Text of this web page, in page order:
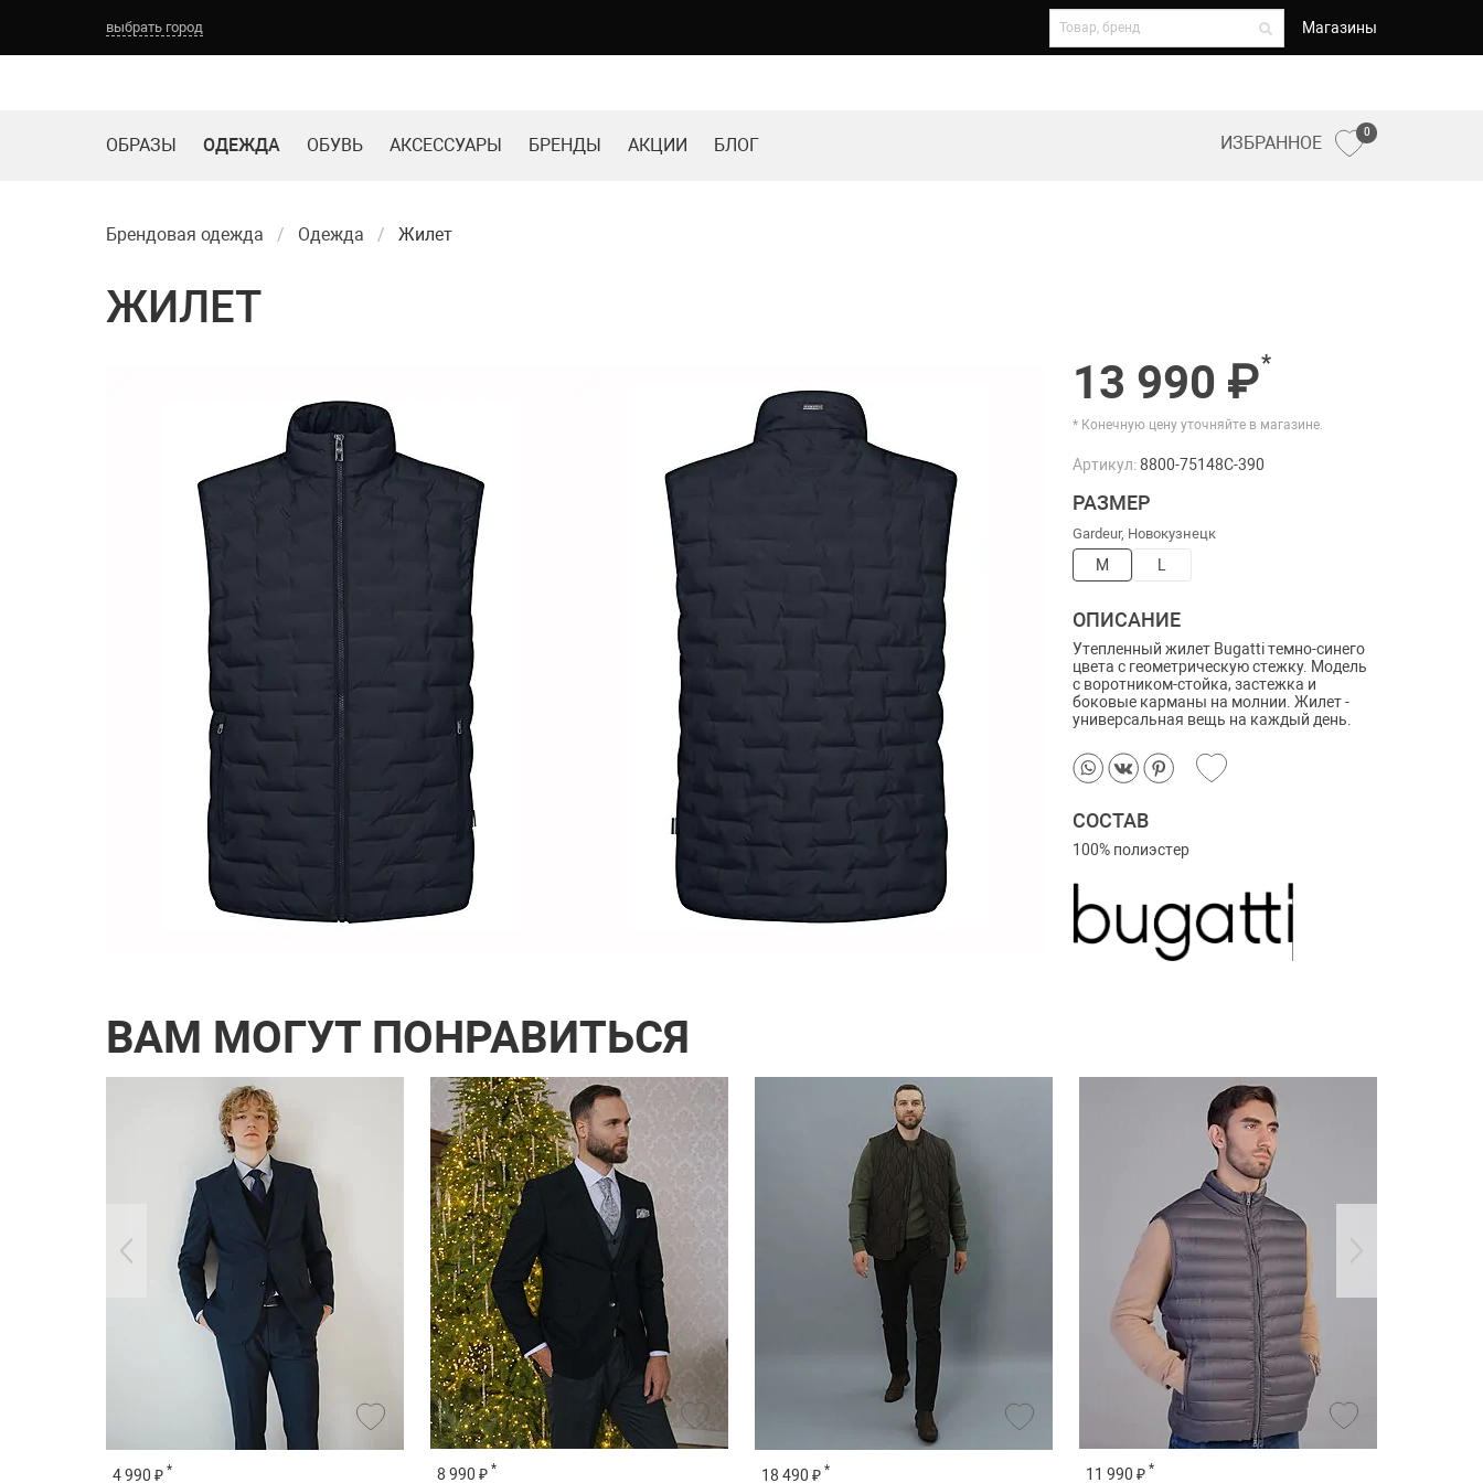
выбрать город Магазины
ОБРАЗЫ ОДЕЖДА ОБУВЬ АКСЕССУАРЫ БРЕНДЫ АКЦИИ БЛОГ ИЗБРАННОЕ
0
Брендовая одежда Одежда Жилет
ЖИЛЕТ
13 990 ₽*
* Конечную цену уточняйте в магазине.
Артикул:8800-75148C-390
РАЗМЕР
Gardeur, Новокузнецк
M L
ОПИСАНИЕ
Утепленный жилет Bugatti темно-синего
цвета с геометрическую стежку. Модель
с воротником-стойка, застежка и
боковые карманы на молнии. Жилет -
универсальная вещь на каждый день.
СОСТАВ
100% полиэстер
ВАМ МОГУТ ПОНРАВИТЬСЯ
4 990 ₽ * 8 990 ₽ * 18 490 ₽ * 11 990 ₽ *